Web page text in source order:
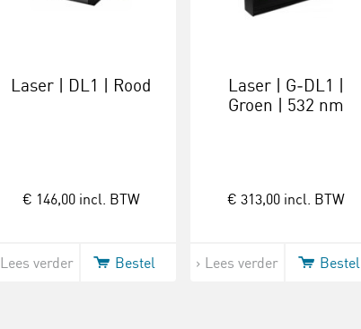
Laser | DL1 | Rood
€ 146,00 incl. BTW
Lees verder Bestel
Laser | G‑DL1 |
Groen | 532 nm
€ 313,00 incl. BTW
Lees verder Bestel